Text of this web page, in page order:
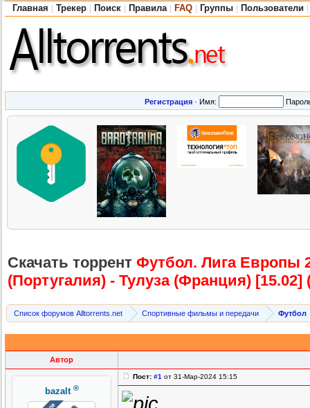
Главная Трекер Поиск Правила FAQ Группы Пользователи
Регистрация · Имя:
Скачать торрент Футбол. Лига Европы
(Португалия) - Тулуза (Франция) [15.02]
Список форумов Alltorrents.net Спортивные фильмы и передачи Футбол
Автор
bazalt ®
Пост: #1 от 31-Мар-2024 15:15